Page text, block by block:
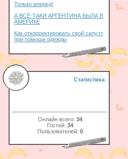
Только вперед!
А ВСЁ-ТАКИ АРГЕНТИНА БЫЛА В
АМЕРИКЕ
Как откорректировать свой силуэт
при помощи одежды
Статистика
Онлайн всего: 34
Гостей: 34
Пользователей: 0